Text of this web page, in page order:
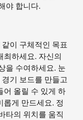
야 합니다.
이 구체적인 목표
최하세요. 자신의
을 수여하세요. 눈
기 보드를 만들고
어 올릴 수 있게 하
롭게 만드세요. 정
타의 위치를 움직